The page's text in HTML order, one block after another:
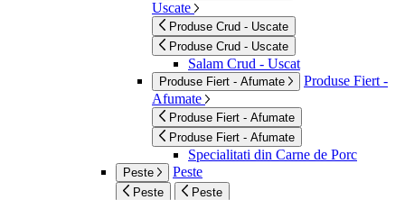
Uscate
Produse Crud - Uscate
Produse Crud - Uscate
Salam Crud - Uscat
Produse Fiert - Afumate
Produse Fiert -
Afumate
Produse Fiert - Afumate
Produse Fiert - Afumate
Specialitati din Carne de Porc
Peste Peste
Peste Peste